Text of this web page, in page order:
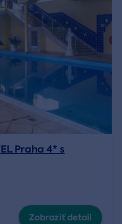
Praha 4* s
Zobraziť detail